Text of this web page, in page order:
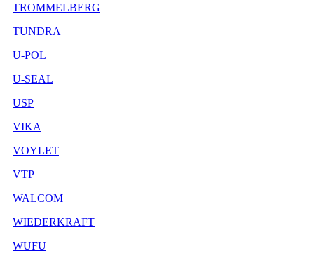
TROMMELBERG
TUNDRA
U-POL
U-SEAL
USP
VIKA
VOYLET
VTP
WALCOM
WIEDERKRAFT
WUFU